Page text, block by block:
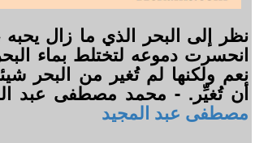
نظر إلى البحر الذي ما زال يحبه
انحسرت دموعه لتختلط بماء
نعم ولكنها لم تُغير من البحر
أن تُغيِّر. - محمد مصطفى عبد
مصطفى عبد المجيد